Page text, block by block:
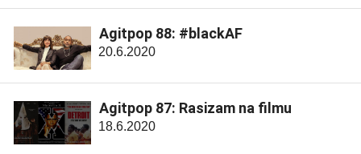
Agitpop 88: #blackAF
20.6.2020
Agitpop 87: Rasizam na filmu
18.6.2020